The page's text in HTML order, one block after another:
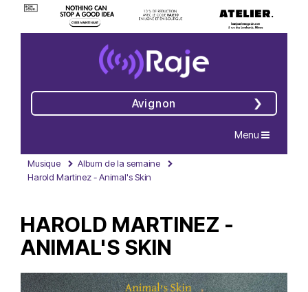
Avignon
Navigation
Menu
Musique
Album de la semaine
Harold Martinez - Animal's Skin
HAROLD MARTINEZ -
ANIMAL'S SKIN